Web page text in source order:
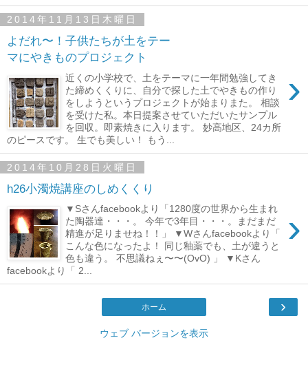
2014年11月13日木曜日
よだれ〜！子供たちが土をテー
マにやきものプロジェクト
›
近くの小学校で、土をテーマに一年間勉強してき
た締めくくりに、自分で探した土でやきもの作り
をしようというプロジェクトが始まりまた。 相談
を受けた私。本日提案させていただいたサンプル
を回収。即素焼きに入ります。 妙高地区、24カ所
のピースです。 生でも美しい！ もう...
2014年10月28日火曜日
h26小濁焼講座のしめくくり
›
▼Sさんfacebookより「1280度の世界から生まれ
た陶器達・・・。 今年で3年目・・・。まだまだ
精進が足りませね！！」 ▼Wさんfacebookより「
こんな色になったよ！ 同じ釉薬でも、土が違うと
色も違う。 不思議ねぇ〜〜(OvO) 」 ▼Kさん
facebookより「 2...
›
ホーム
ウェブ バージョンを表示